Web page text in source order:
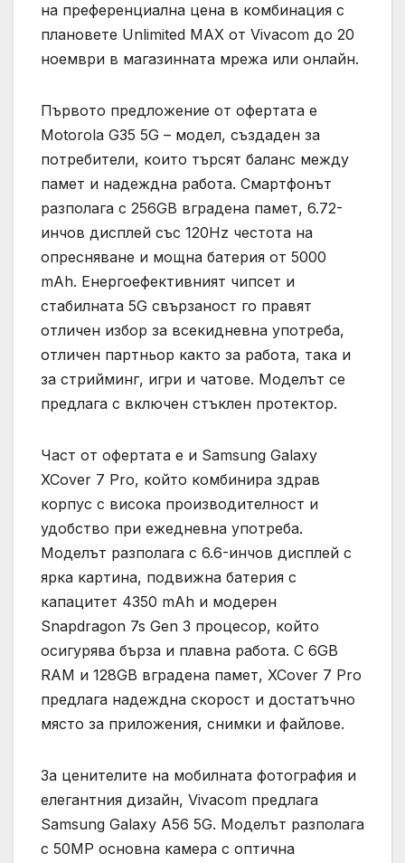
на преференциална цена в комбинация с
плановете Unlimited MAX от Vivacom до 20
ноември в магазинната мрежа или онлайн.
Първото предложение от офертата е
Motorola G35 5G – модел, създаден за
потребители, които търсят баланс между
памет и надеждна работа. Смартфонът
разполага с 256GB вградена памет, 6.72-
инчов дисплей със 120Hz честота на
опресняване и мощна батерия от 5000
mAh. Eнергоефективният чипсет и
стабилната 5G свързаност го правят
отличен избор за всекидневна употреба,
отличен партньор както за работа, така и
за стрийминг, игри и чатове. Моделът се
предлага с включен стъклен протектор.
Част от офертата е и Samsung Galaxy
XCover 7 Pro, който комбинира здрав
корпус с висока производителност и
удобство при ежедневна употреба.
Моделът разполага с 6.6-инчов дисплей с
ярка картина, подвижна батерия с
капацитет 4350 mAh и модерен
Snapdragon 7s Gen 3 процесор, който
осигурява бърза и плавна работа. С 6GB
RAM и 128GB вградена памет, XCover 7 Pro
предлага надеждна скорост и достатъчно
място за приложения, снимки и файлове.
За ценителите на мобилната фотография и
елегантния дизайн, Vivacom предлага
Samsung Galaxy A56 5G. Моделът разполага
с 50MP основна камера с оптична